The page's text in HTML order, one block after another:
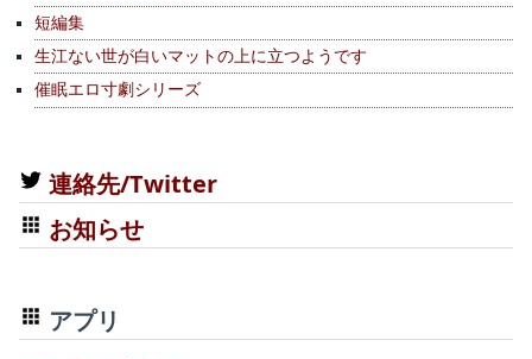
短編集
生江ない世が白いマットの上に立つようです
催眠エロ寸劇シリーズ
連絡先/Twitter
お知らせ
アプリ